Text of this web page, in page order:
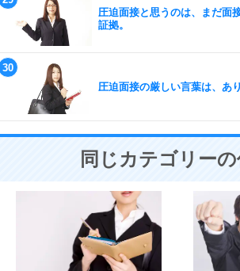
圧迫面接と思うのは、まだ面
証拠。
圧迫面接の厳しい言葉は、あ
同じカテゴリー